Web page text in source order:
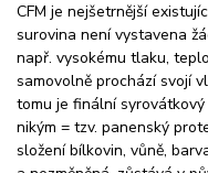
CFM je nejšetrnější
surovina není vystavena
např. vysokému tlaku,
samovolně prochází svojí
tomu je finální
nikým = tzv. panenský
složení bílkovin, vůně,